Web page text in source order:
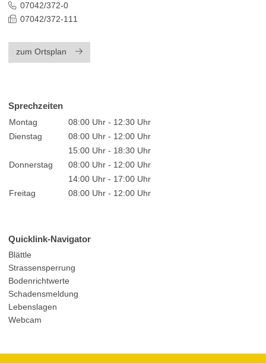
07042/372-0
07042/372-111
zum Ortsplan
Sprechzeiten
Montag
08:00 Uhr - 12:30 Uhr
Dienstag
08:00 Uhr - 12:00 Uhr
15:00 Uhr - 18:30 Uhr
Donnerstag
08:00 Uhr - 12:00 Uhr
14:00 Uhr - 17:00 Uhr
Freitag
08:00 Uhr - 12:00 Uhr
Quicklink-Navigator
Blättle
Strassensperrung
Bodenrichtwerte
Schadensmeldung
Lebenslagen
Webcam